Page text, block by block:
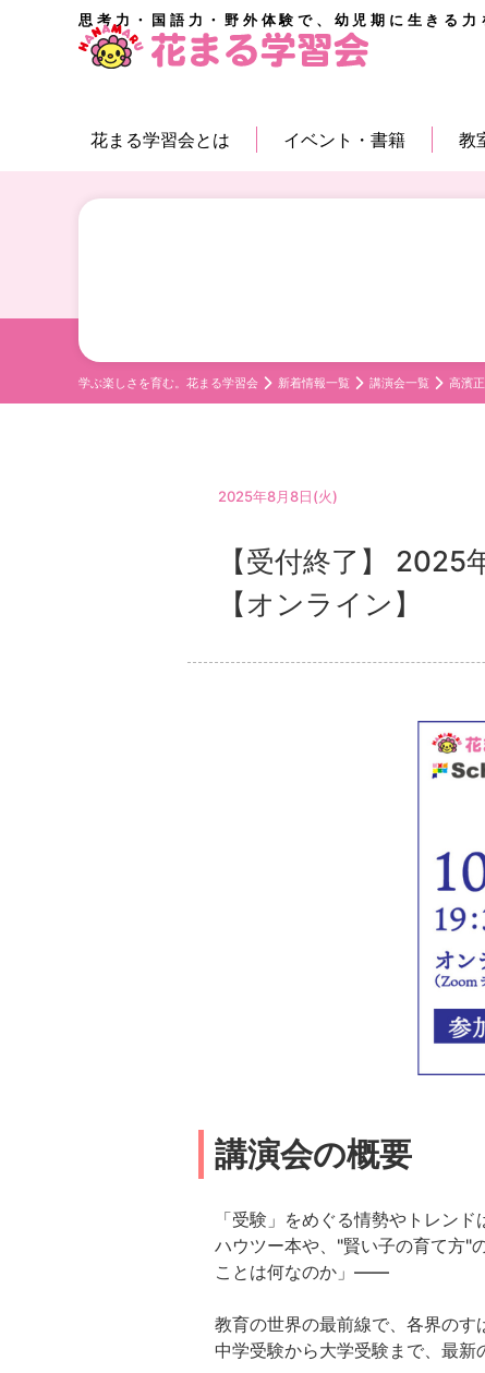
思考力・国語力・野外体験で、幼児期に生きる力
花まる学習会とは イベント・書籍 教
学ぶ楽しさを育む。花まる学習会 新着情報一覧 講演会一覧 高濱
2025年8月8日(火)
【受付終了】 2025
【オンライン】
講演会の概要
「受験」をめぐる情勢やトレンド
ハウツー本や、"賢い子の育て方"
ことは何なのか」――
教育の世界の最前線で、各界のす
中学受験から大学受験まで、最新